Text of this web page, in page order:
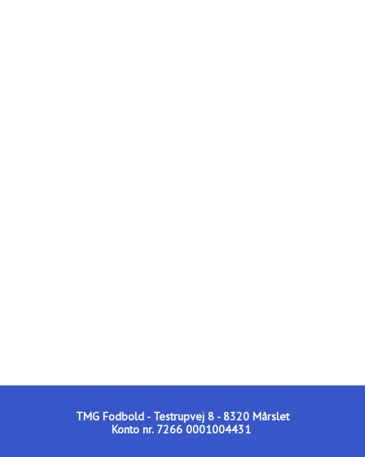
TMG Fodbold - Testrupvej 8 - 8320 Mårslet
Konto nr. 7266 0001004431